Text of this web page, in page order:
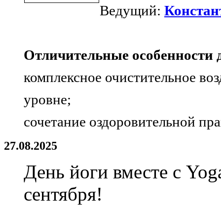
Ведущий:
Отличительные особенности
комплексное очистительное
уровне;
сочетание оздоровительной
27.08.2025
День йоги вместе с
сентября!